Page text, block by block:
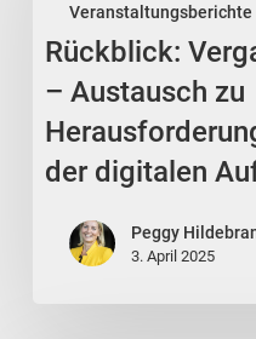
Veranstaltungsberichte
Austausch
zu
Herausforderungen
und
Chancen
digitalen
Rückblick:
– Austausch zu
der digitalen
Peggy
3. April 2025